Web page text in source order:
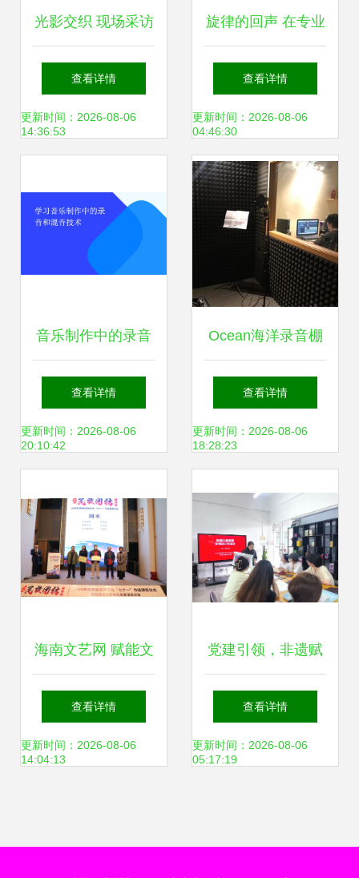
光影交织 现场采访
的艺术与现实
查看详情
更新时间：2026-08-06
14:36:53
旋律的回声 在专业
录音台上的夜晚
查看详情
更新时间：2026-08-06
04:46:30
音乐制作中的录音
与混音 从基础到实
战
查看详情
更新时间：2026-08-06
20:10:42
Ocean海洋录音棚
专业录音制作的艺
术殿堂
查看详情
更新时间：2026-08-06
18:28:23
海南文艺网 赋能文
艺创作服务的创新
平台
查看详情
更新时间：2026-08-06
14:04:13
党建引领，非遗赋
能 | 大湾区文旅智
造研发中心非遗木
查看详情
更新时间：2026-08-06
05:17:19